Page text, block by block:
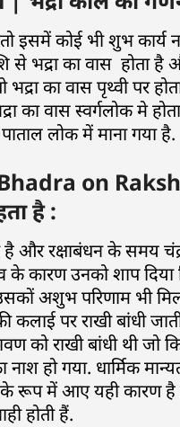
कोई भी शुभ कार्य
से भद्रा का वास होता
भद्रा का वास पृथ्वी पर
का वास स्वर्गलोक मे
लोक में माना गया है.
on
है :
है और रक्षाबंधन के समय
कारण उनको शाप दिया
अशुभ परिणाम भी
कलाई पर राखी बांधी
को राखी बांधी थी जो
हो गया. धार्मिक
के रूप में आए यही कारण
होती हैं.